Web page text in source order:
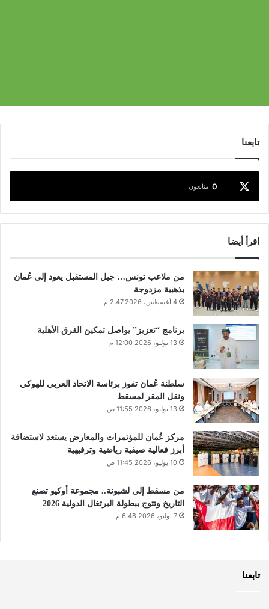
تابعنا
0 متابعون
اقرأ أيضا
من ملاعب تونس… جيل المستقبل يعود إلى عُمان
بذهبية مزدوجة
4 أغسطس، 2026 2:47 م
برنامج “تعزيز” يواصل تمكين الفرق الأهلية
13 يوليو، 2026 12:00 م
سلطنة عُمان تفوز برئاسة الاتحاد العربي للهوكي
ونقل المقر لمسقط
13 يوليو، 2026 11:55 ص
مركز عُمان للمؤتمرات والمعارض يستعد لاستضافة
أبرز فعالية صيفية رياضية وترفيهية
10 يوليو، 2026 11:45 ص
من مسقط إلى لشبونة.. مجموعة أوكيو تصنع
التاريخ وتتوج ببطولة البرتغال الدولية 2026
7 يوليو، 2026 6:48 م
تابعنا